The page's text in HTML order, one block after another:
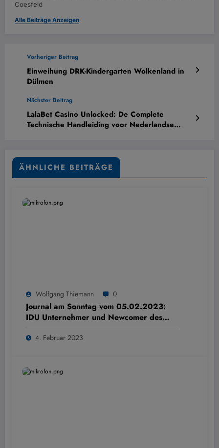
Coesfeld
Alle Beiträge Anzeigen
Vorheriger Beitrag
Einweihung DRK-Kindergarten Wolkenland in
Dülmen
Nächster Beitrag
LalaBet Casino Unlocked: De Complete
Technische Handleiding voor Nederlandse
ÄHNLICHE BEITRÄGE
Wolfgang Thiemann 0
Journal am Sonntag vom 05.02.2023:
IDU Unternehmer und Newcomer des
4. Februar 2023